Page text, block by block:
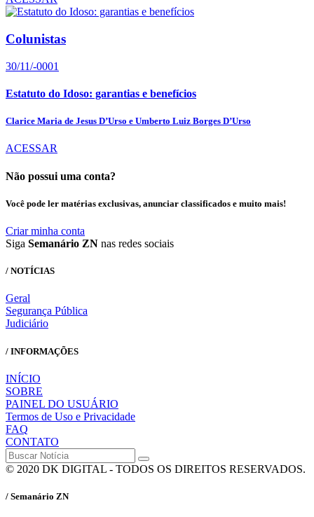
Colunistas
30/11/-0001
Estatuto do Idoso: garantias e benefícios
Clarice Maria de Jesus D’Urso e Umberto Luiz Borges D’Urso
ACESSAR
Não possui uma conta?
Você pode ler matérias exclusivas, anunciar classificados e muito mais!
Criar minha conta
Siga Semanário ZN nas redes sociais
/ NOTÍCIAS
Geral
Segurança Pública
Judiciário
/ INFORMAÇÕES
INÍCIO
SOBRE
PAINEL DO USUÁRIO
Termos de Uso e Privacidade
FAQ
CONTATO
© 2020 DK DIGITAL - TODOS OS DIREITOS RESERVADOS.
/ Semanário ZN